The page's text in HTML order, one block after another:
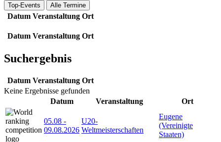
Top-Events
Alle Termine
Datum Veranstaltung Ort
Datum Veranstaltung Ort
Suchergebnis
Datum Veranstaltung Ort
Keine Ergebnisse gefunden
Datum
Veranstaltung Ort
05.08 -
09.08.2026
U20-
Weltmeisterschaften
Eugene
(Vereinigte
Staaten)